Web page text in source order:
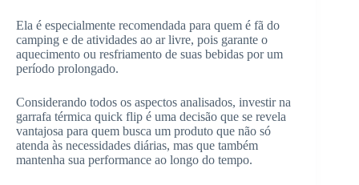
Ela é especialmente recomendada para quem é fã do
camping e de atividades ao ar livre, pois garante o
aquecimento ou resfriamento de suas bebidas por um
período prolongado.
Considerando todos os aspectos analisados, investir na
garrafa térmica quick flip é uma decisão que se revela
vantajosa para quem busca um produto que não só
atenda às necessidades diárias, mas que também
mantenha sua performance ao longo do tempo.